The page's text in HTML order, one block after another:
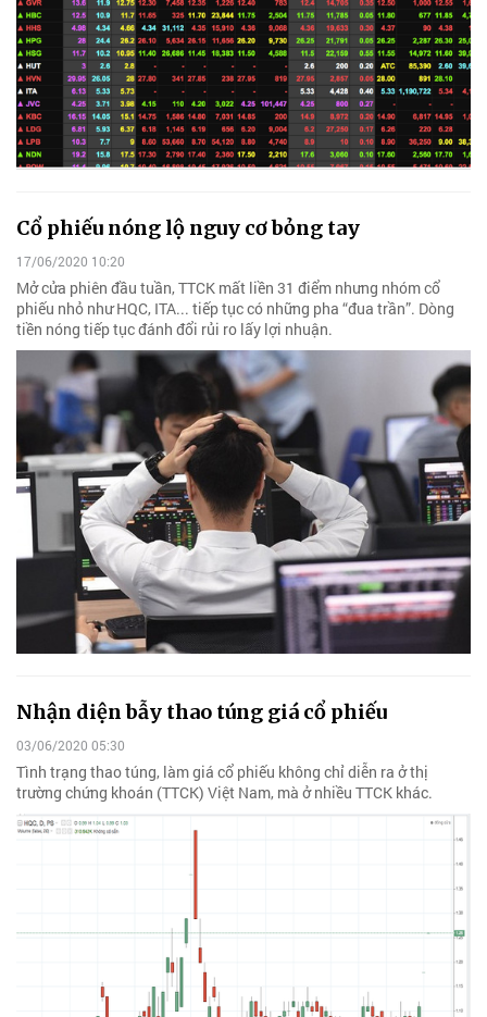
Cổ phiếu nóng lộ nguy cơ bỏng tay
17/06/2020 10:20
Mở cửa phiên đầu tuần, TTCK mất liền 31 điểm nhưng nhóm cổ
phiếu nhỏ như HQC, ITA... tiếp tục có những pha “đua trần”. Dòng
tiền nóng tiếp tục đánh đổi rủi ro lấy lợi nhuận.
Nhận diện bẫy thao túng giá cổ phiếu
03/06/2020 05:30
Tình trạng thao túng, làm giá cổ phiếu không chỉ diễn ra ở thị
trường chứng khoán (TTCK) Việt Nam, mà ở nhiều TTCK khác.